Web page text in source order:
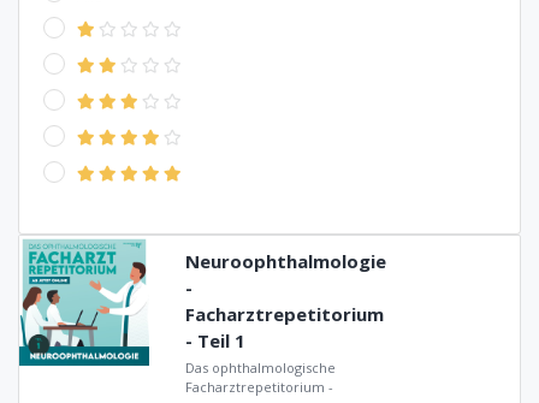
Neuroophthalmologie
-
Facharztrepetitorium
- Teil 1
Das ophthalmologische
Facharztrepetitorium -